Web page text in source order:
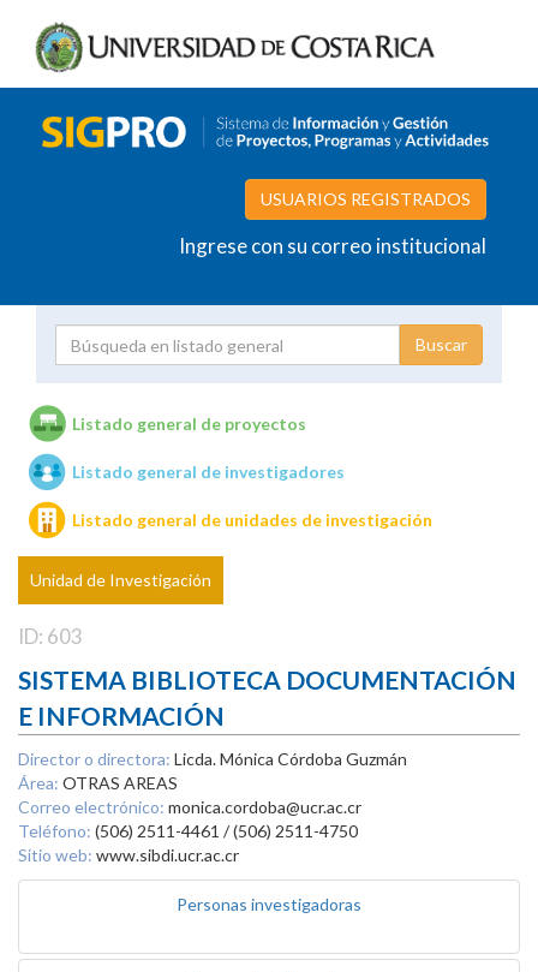
USUARIOS REGISTRADOS
Ingrese con su correo institucional
Unidades de investigación
Listado general de proyectos
Listado general de investigadores
Listado general de unidades de investigación
Unidad de Investigación
ID: 603
SISTEMA BIBLIOTECA DOCUMENTACIÓN
E INFORMACIÓN
Director o directora: Licda. Mónica Córdoba Guzmán
Área: OTRAS AREAS
Correo electrónico: monica.cordoba@ucr.ac.cr
Teléfono: (506) 2511-4461 / (506) 2511-4750
Sitio web: www.sibdi.ucr.ac.cr
Personas investigadoras